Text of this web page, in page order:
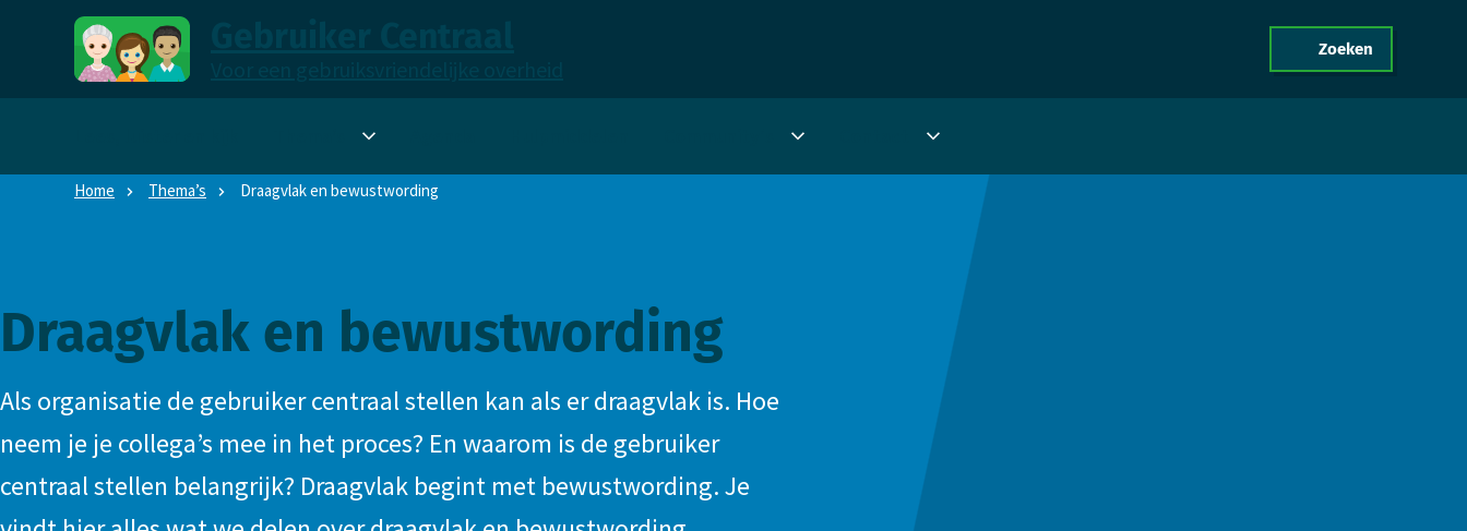
Direct naar content
Direct naar hoofdnavigatie
homepage
Zoeken
Submenu
Submenu
Submenu
Home Thema’s Draagvlak en bewustwording
Draagvlak en bewustwording
Als organisatie de gebruiker centraal stellen kan als er draagvlak is. Hoe
neem je je collega’s mee in het proces? En waarom is de gebruiker
centraal stellen belangrijk? Draagvlak begint met bewustwording. Je